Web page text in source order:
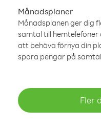
Månadsplaner
Månadsplanen ger dig
samtal till
att behöva förnya din
spara pengar på
Fler